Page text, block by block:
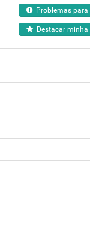
Problemas para
Destacar